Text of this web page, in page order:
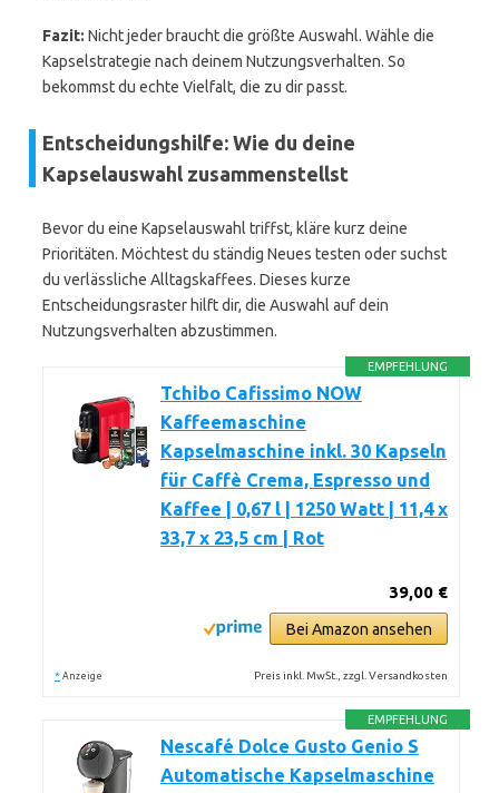
Fazit: Nicht jeder braucht die größte Auswahl. Wähle die
Kapselstrategie nach deinem Nutzungsverhalten. So
bekommst du echte Vielfalt, die zu dir passt.
Entscheidungshilfe: Wie du deine
Kapselauswahl zusammenstellst
Bevor du eine Kapselauswahl triffst, kläre kurz deine
Prioritäten. Möchtest du ständig Neues testen oder suchst
du verlässliche Alltagskaffees. Dieses kurze
Entscheidungsraster hilft dir, die Auswahl auf dein
Nutzungsverhalten abzustimmen.
EMPFEHLUNG
Tchibo Cafissimo NOW
Kaffeemaschine
Kapselmaschine inkl. 30 Kapseln
für Caffè Crema, Espresso und
Kaffee | 0,67 l | 1250 Watt | 11,4 x
33,7 x 23,5 cm | Rot
39,00 €
Bei Amazon ansehen
* Anzeige Preis inkl. MwSt., zzgl. Versandkosten
EMPFEHLUNG
Nescafé Dolce Gusto Genio S
Automatische Kapselmaschine